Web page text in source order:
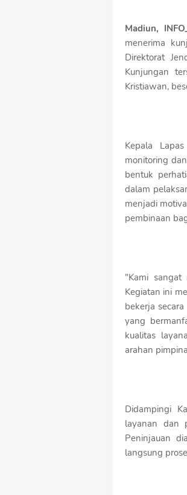
Madiun,
menerima
Direktorat
Kunjungan
Kristiawan,
Kepala
monitoring
bentuk
dalam
menjadi
pembinaan
"Kami sangat
Kegiatan ini
bekerja
yang
kualitas
arahan
Didampingi
layanan dan
Peninjauan
langsung
r
o
f
f
T
e
t
s